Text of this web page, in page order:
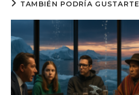
TAMBIÉN PODRÍA GUSTARTE